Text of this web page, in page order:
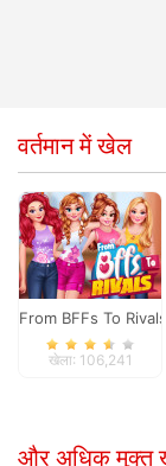
वर्तमान में खेल
From BFFs To Rivals
खेला: 106,241
और अधिक मुक्त